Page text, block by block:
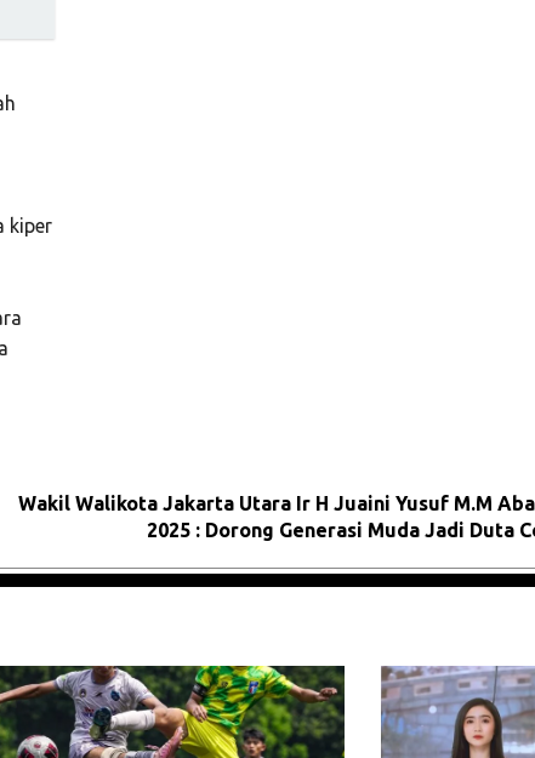
kiper
Wakil Walikota Jakarta Utara Ir H Juaini Yusuf M.M
2025 : Dorong Generasi Muda Jadi Duta